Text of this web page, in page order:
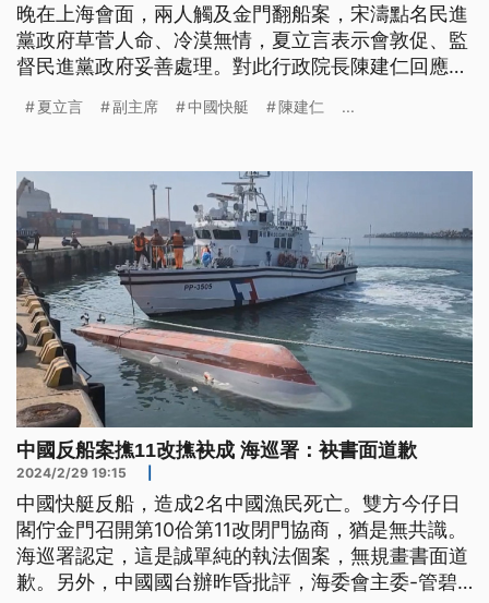
晚在上海會面，兩人觸及金門翻船案，宋濤點名民進
黨政府草菅人命、冷漠無情，夏立言表示會敦促、監
督民進黨政府妥善處理。對此行政院長陳建仁回應，
法。
夏立言 副主席 中國快艇 陳建仁 ...
中國反船案撨11改撨袂成 海巡署：袂書面道歉
2024/2/29 19:15
中國快艇反船，造成2名中國漁民死亡。雙方今仔日
閣佇金門召開第10佮第11改閉門協商，猶是無共識。
海巡署認定，這是誠單純的執法個案，無規畫書面道
歉。另外，中國國台辦昨昏批評，海委會主委-管碧